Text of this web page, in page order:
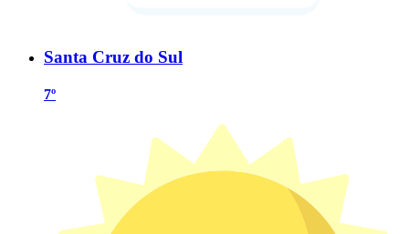
Santa Cruz do Sul
7º